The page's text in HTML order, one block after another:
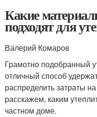
Какие
подходят для
Валерий Комаров
Грамотно подобранный
отличный способ
распределить затраты
расскажем, каким
частном доме.